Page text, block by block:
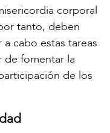
corporal
tanto, deben
cabo estas tareas
de fomentar la
de los